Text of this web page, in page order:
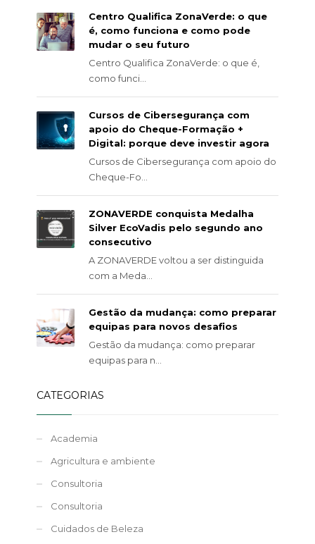
Centro Qualifica ZonaVerde: o que
é, como funciona e como pode
mudar o seu futuro
Centro Qualifica ZonaVerde: o que é,
como funci...
Cursos de Cibersegurança com
apoio do Cheque-Formação +
Digital: porque deve investir agora
Cursos de Cibersegurança com apoio do
Cheque-Fo...
ZONAVERDE conquista Medalha
Silver EcoVadis pelo segundo ano
consecutivo
A ZONAVERDE voltou a ser distinguida
com a Meda...
Gestão da mudança: como preparar
equipas para novos desafios
Gestão da mudança: como preparar
equipas para n...
CATEGORIAS
Academia
Agricultura e ambiente
Consultoria
Consultoria
Cuidados de Beleza